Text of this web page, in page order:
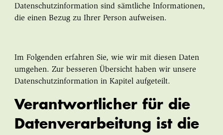
Datenschutzinformation sind sämtliche Informationen,
die einen Bezug zu Ihrer Person aufweisen.
Im Folgenden erfahren Sie, wie wir mit diesen Daten
umgehen. Zur besseren Übersicht haben wir unsere
Datenschutzinformation in Kapitel aufgeteilt.
Verantwortlicher für die
Datenverarbeitung ist die